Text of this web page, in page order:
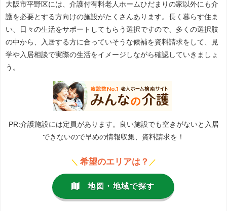
大阪市平野区には、介護付有料老人ホームひだまりの家以外にも介
護を必要とする方向けの施設がたくさんあります。長く暮らす住ま
い、日々の生活をサポートしてもらう選択ですので、多くの選択肢
の中から、入居する方に合っていそうな候補を資料請求をして、見
学や入居相談で実際の生活をイメージしながら確認していきましょ
う。
PR:介護施設には定員があります。良い施設でも空きがないと入居
できないので早めの情報収集、資料請求を！
＼ 希望のエリアは？ ／
地図・地域で探す